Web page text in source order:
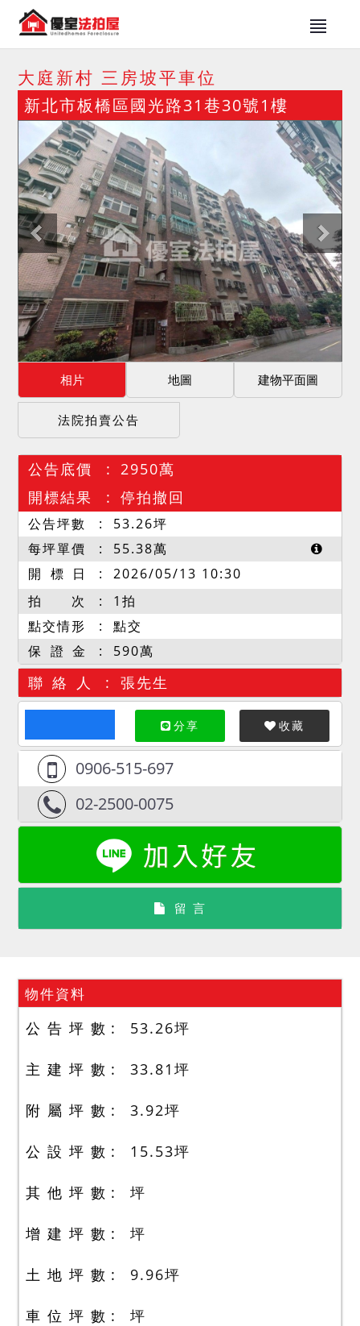
大庭新村 三房坡平車位
新北市板橋區國光路31巷30號1樓
相片 地圖 建物平面圖
法院拍賣公告
公告底價
2950萬
開標結果
停拍撤回
公告坪數 53.26坪
每坪單價
55.38萬
開 標 日
2026/05/13 10:30
拍 次
1拍
點交情形
點交
保 證 金
590萬
聯 絡 人 張先生
分享 收藏
0906-515-697
02-2500-0075
留 言
物件資料
公 告 坪 數 53.26坪
主 建 坪 數 33.81 坪
附 屬 坪 數 3.92坪
公 設 坪 數 15.53坪
其 他 坪 數 坪
增 建 坪 數 坪
土 地 坪 數 9.96坪
車 位 坪 數 坪